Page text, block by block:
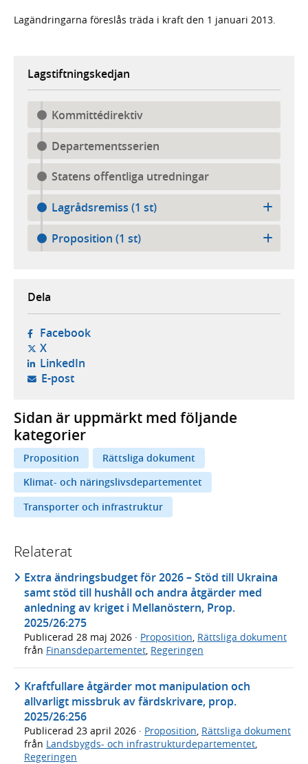
Lagändringarna föreslås träda i kraft den 1 januari 2013.
Lagstiftningskedjan
Kommittédirektiv
Departementsserien
Statens offentliga utredningar
Lagrådsremiss (1 st)
Proposition (1 st)
Dela
Facebook- öppnas i ny flik, extern webbplats,
X- öppnas i ny flik, extern webbplats,
LinkedIn- öppnas i ny flik, extern webbplats,
E-post- öppnar din e-postklient,
Sidan är uppmärkt med följande
kategorier
Proposition
Rättsliga dokument
Klimat- och näringslivsdepartementet
Transporter och infrastruktur
Relaterat
Extra ändringsbudget för 2026 – Stöd till Ukraina
samt stöd till hushåll och andra åtgärder med
anledning av kriget i Mellanöstern, Prop.
2025/26:275
Publicerad 28 maj 2026 · Proposition, Rättsliga dokument
från Finansdepartementet, Regeringen
Kraftfullare åtgärder mot manipulation och
allvarligt missbruk av färdskrivare, prop.
2025/26:256
Publicerad 23 april 2026 · Proposition, Rättsliga dokument
från Landsbygds- och infrastrukturdepartementet,
Regeringen